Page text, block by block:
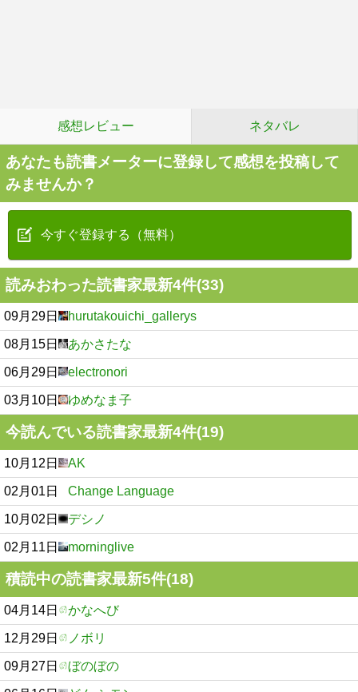
感想レビュー ネタバレ
あなたも読書メーターに登録して感想を投稿して
みませんか？
今すぐ登録する（無料）
読みおわった読書家最新4件(33)
09月29日 hurutakouichi_gallerys
08月15日 あかさたな
06月29日 electronori
03月10日 ゆめなま子
今読んでいる読書家最新4件(19)
10月12日 AK
02月01日 Change Language
10月02日 デシノ
02月11日 morninglive
積読中の読書家最新5件(18)
04月14日 かなへび
12月29日 ノボリ
09月27日 ぼのぼの